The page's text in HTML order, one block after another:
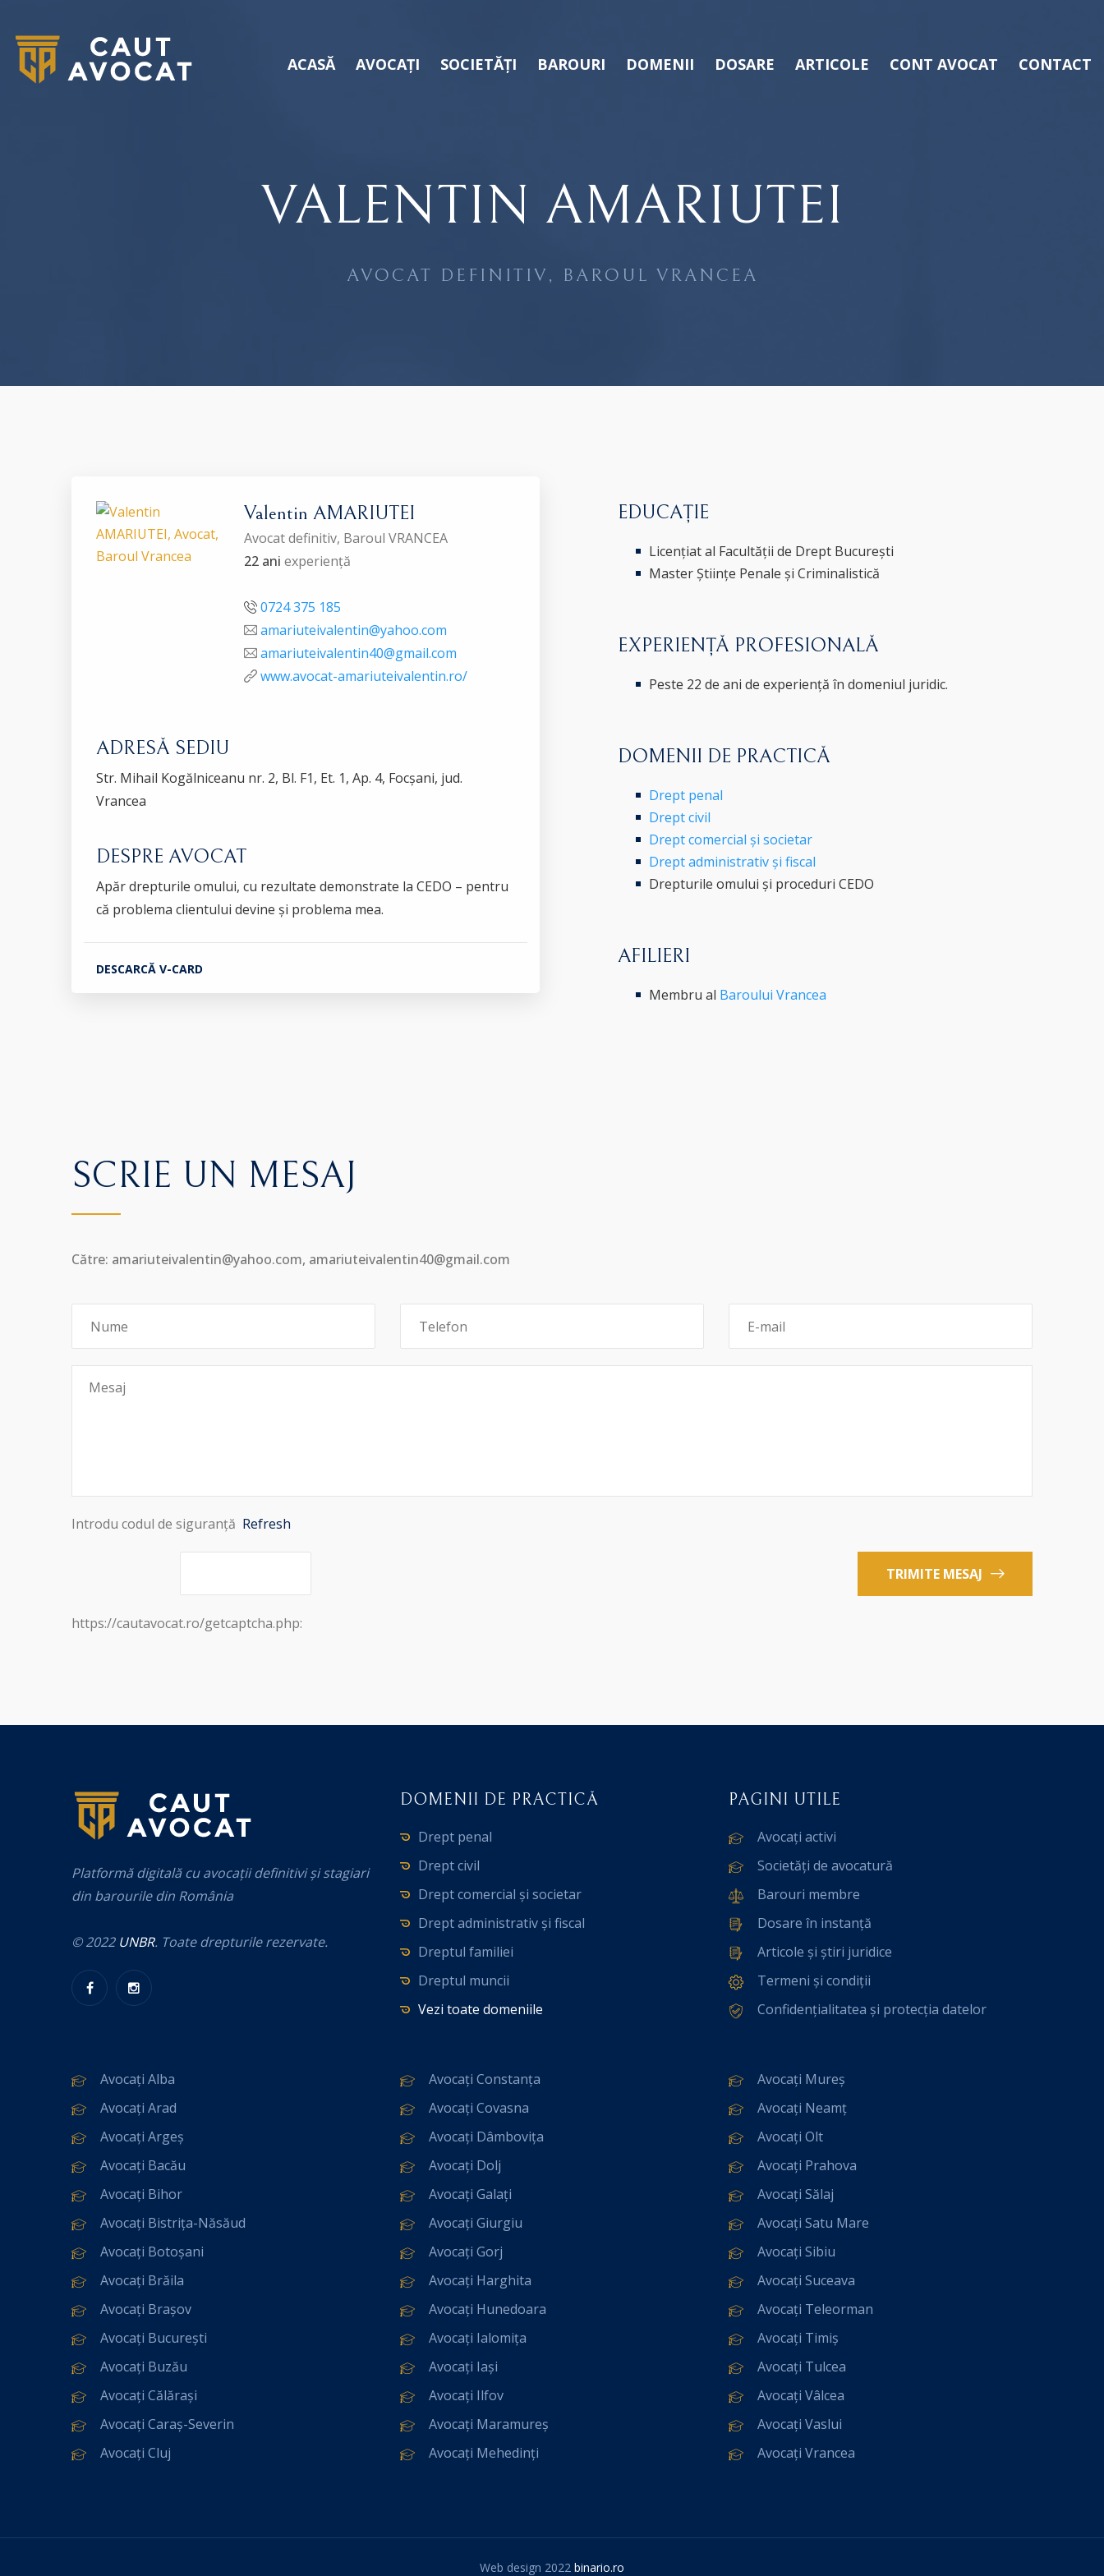
ACASĂ AVOCAȚI SOCIETĂȚI BAROURI DOMENII DOSARE ARTICOLE CONT AVOCAT CONTACT
VALENTIN AMARIUTEI
AVOCAT DEFINITIV, BAROUL VRANCEA
Valentin AMARIUTEI
Avocat definitiv, Baroul VRANCEA
22 ani experiență
0724 375 185
amariuteivalentin@yahoo.com
amariuteivalentin40@gmail.com
www.avocat-amariuteivalentin.ro/
ADRESĂ SEDIU
Str. Mihail Kogălniceanu nr. 2, Bl. F1, Et. 1, Ap. 4, Focșani, jud.
Vrancea
DESPRE AVOCAT
Apăr drepturile omului, cu rezultate demonstrate la CEDO – pentru
că problema clientului devine și problema mea.
DESCARCĂ V-CARD
EDUCAȚIE
Licențiat al Facultății de Drept București
Master Științe Penale și Criminalistică
EXPERIENȚĂ PROFESIONALĂ
Peste 22 de ani de experiență în domeniul juridic.
DOMENII DE PRACTICĂ
Drept penal
Drept civil
Drept comercial și societar
Drept administrativ și fiscal
Drepturile omului și proceduri CEDO
AFILIERI
Membru al Baroului Vrancea
SCRIE UN MESAJ
Către: amariuteivalentin@yahoo.com, amariuteivalentin40@gmail.com
Introdu codul de siguranță Refresh
TRIMITE MESAJ
https://cautavocat.ro/getcaptcha.php:
Platformă digitală cu avocații definitivi și stagiari
din barourile din România
© 2022 UNBR. Toate drepturile rezervate.
DOMENII DE PRACTICĂ
Drept penal
Drept civil
Drept comercial și societar
Drept administrativ și fiscal
Dreptul familiei
Dreptul muncii
Vezi toate domeniile
PAGINI UTILE
Avocați activi
Societăți de avocatură
Barouri membre
Dosare în instanță
Articole și știri juridice
Termeni și condiții
Confidențialitatea și protecția datelor
Avocați Alba
Avocați Arad
Avocați Argeș
Avocați Bacău
Avocați Bihor
Avocați Bistrița-Năsăud
Avocați Botoșani
Avocați Brăila
Avocați Brașov
Avocați București
Avocați Buzău
Avocați Călărași
Avocați Caraș-Severin
Avocați Cluj
Avocați Constanța
Avocați Covasna
Avocați Dâmbovița
Avocați Dolj
Avocați Galați
Avocați Giurgiu
Avocați Gorj
Avocați Harghita
Avocați Hunedoara
Avocați Ialomița
Avocați Iași
Avocați Ilfov
Avocați Maramureș
Avocați Mehedinți
Avocați Mureș
Avocați Neamț
Avocați Olt
Avocați Prahova
Avocați Sălaj
Avocați Satu Mare
Avocați Sibiu
Avocați Suceava
Avocați Teleorman
Avocați Timiș
Avocați Tulcea
Avocați Vâlcea
Avocați Vaslui
Avocați Vrancea
Web design 2022 binario.ro